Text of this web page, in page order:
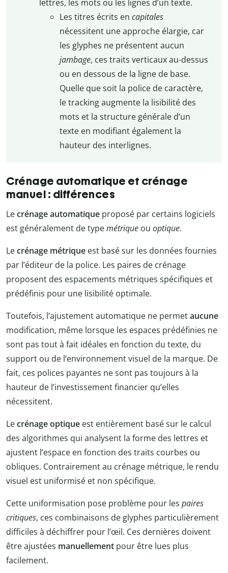
lettres, les mots ou les lignes d’un texte.
Les titres écrits en capitales
nécessitent une approche élargie, car
les glyphes ne présentent aucun
jambage, ces traits verticaux au-dessus
ou en dessous de la ligne de base.
Quelle que soit la police de caractère,
le tracking augmente la lisibilité des
mots et la structure générale d’un
texte en modifiant également la
hauteur des interlignes.
Crénage automatique et crénage
manuel : différences
Lecrénage automatique proposé par certains logiciels
est généralement de typemétrique ou optique.
Lecrénage métrique est basé sur les données fournies
par l’éditeur de la police. Les paires de crénage
proposent des espacements métriques spécifiques et
prédéfinis pour une lisibilité optimale.
Toutefois, l’ajustement automatique ne permetaucune
modification, même lorsque les espaces prédéfinies ne
sont pas tout à fait idéales en fonction du texte, du
support ou de l’environnement visuel de la marque. De
fait, ces polices payantes ne sont pas toujours à la
hauteur de l’investissement financier qu’elles
nécessitent.
Lecrénage optique est entièrement basé sur le calcul
des algorithmes qui analysent la forme des lettres et
ajustent l’espace en fonction des traits courbes ou
obliques. Contrairement au crénage métrique, le rendu
visuel est uniformisé et non spécifique.
Cette uniformisation pose problème pour les paires
critiques, ces combinaisons de glyphes particulièrement
difficiles à déchiffrer pour l’œil. Ces dernières doivent
être ajustées manuellement pour être lues plus
facilement.